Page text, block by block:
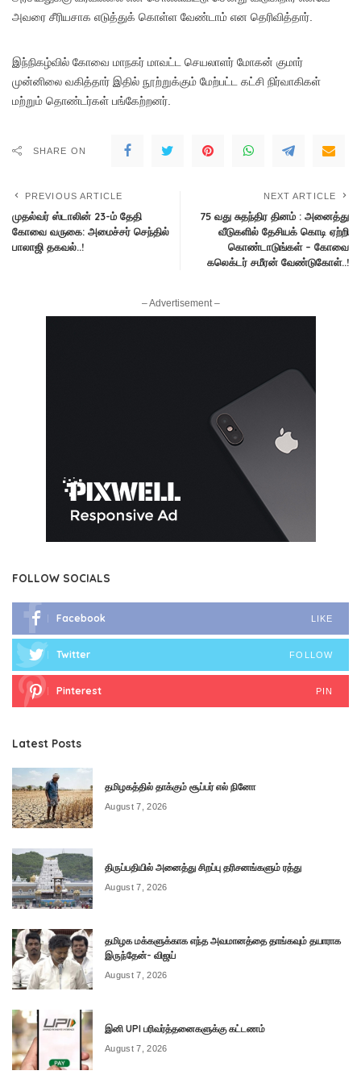
அவரை சீரியசாக எடுத்துக் கொள்ள வேண்டாம் என தெரிவித்தார்.
இந்நிகழ்வில் கோவை மாநகர் மாவட்ட செயலாளர் மோகன் குமார்
முன்னிலை வகித்தார் இதில் நூற்றுக்கும் மேற்பட்ட கட்சி நிர்வாகிகள்
மற்றும் தொண்டர்கள் பங்கேற்றனர்.
SHARE ON
PREVIOUS ARTICLE
முதல்வர் ஸ்டாலின் 23-ம் தேதி
கோவை வருகை: அமைச்சர் செந்தில்
பாலாஜி தகவல்..!
NEXT ARTICLE
75 வது சுதந்திர தினம் : அனைத்து
வீடுகளில் தேசியக் கொடி ஏற்றி
கொண்டாடுங்கள் – கோவை
கலெக்டர் சமீரன் வேண்டுகோள்..!
– Advertisement –
FOLLOW SOCIALS
Facebook LIKE
Twitter FOLLOW
Pinterest PIN
Latest Posts
தமிழகத்தில் தாக்கும் சூப்பர் எல் நினோ
August 7, 2026
திருப்பதியில் அனைத்து சிறப்பு தரிசனங்களும் ரத்து
August 7, 2026
தமிழக மக்களுக்காக எந்த அவமானத்தை தாங்கவும் தயாராக
இருந்தேன்- விஜய்
August 7, 2026
இனி UPI பரிவர்த்தனைகளுக்கு கட்டணம்
August 7, 2026